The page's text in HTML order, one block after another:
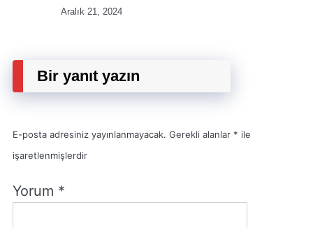
Aralık 21, 2024
Bir yanıt yazın
E-posta adresiniz yayınlanmayacak. Gerekli alanlar * ile
işaretlenmişlerdir
Yorum *